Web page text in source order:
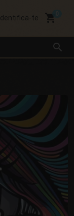
search
Identifica-te local_grocery_store